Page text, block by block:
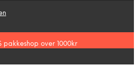
pakkeshop over 1000kr